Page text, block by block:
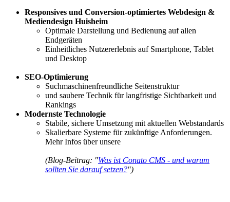
Responsives und Conversion-optimiertes Webdesign &
Mediendesign Huisheim
Optimale Darstellung und Bedienung auf allen
Endgeräten
Einheitliches Nutzererlebnis auf Smartphone, Tablet
und Desktop
SEO-Optimierung
Suchmaschinenfreundliche Seitenstruktur
und saubere Technik für langfristige Sichtbarkeit und
Rankings
Modernste Technologie
Stabile, sichere Umsetzung mit aktuellen Webstandards
Skalierbare Systeme für zukünftige Anforderungen.
Mehr Infos über unsere
(Blog-Beitrag: "Was ist Conato CMS - und warum
sollten Sie darauf setzen?")